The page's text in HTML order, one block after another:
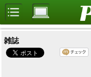
雑誌